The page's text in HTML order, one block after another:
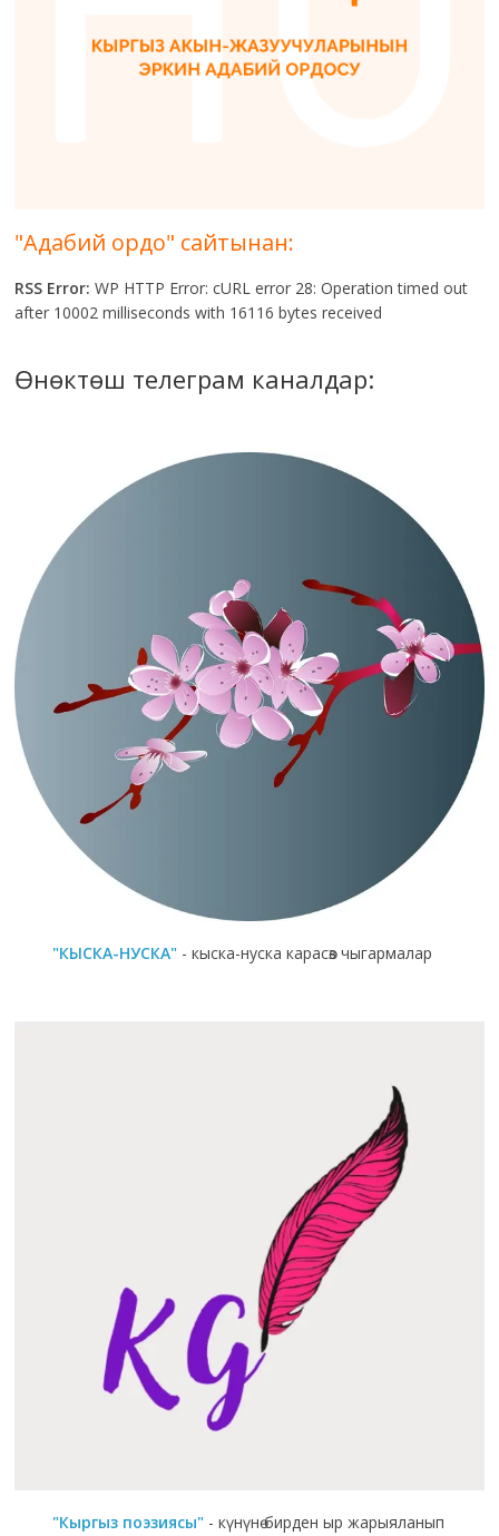
"Адабий ордо" сайтынан:
RSS Error: WP HTTP Error: cURL error 28: Operation timed out
after 10002 milliseconds with 16116 bytes received
Өнөктөш телеграм каналдар:
"КЫСКА-НУСКА" - кыска-нуска карасөз чыгармалар
"Кыргыз поэзиясы" - күнүнө бирден ыр жарыяланып